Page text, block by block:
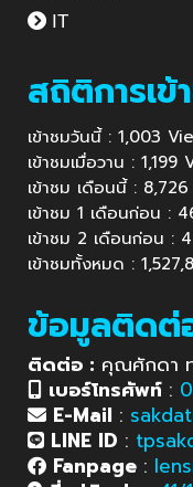
IT
สถิติการเข้
เข้าชมวันนี้ : 1,003
เข้าชมเมื่อวาน : 1,199
เข้าชม เดือนนี้ :
เข้าชม 1 เดือนก่อน :
เข้าชม 2 เดือนก่อน :
เข้าชมทั้งหมด :
ข้อมูลติดต่
ติดต่อ : คุณศักดา
เบอร์โทรศัพท์ :
E-Mail :
LINE ID :
Fanpage :